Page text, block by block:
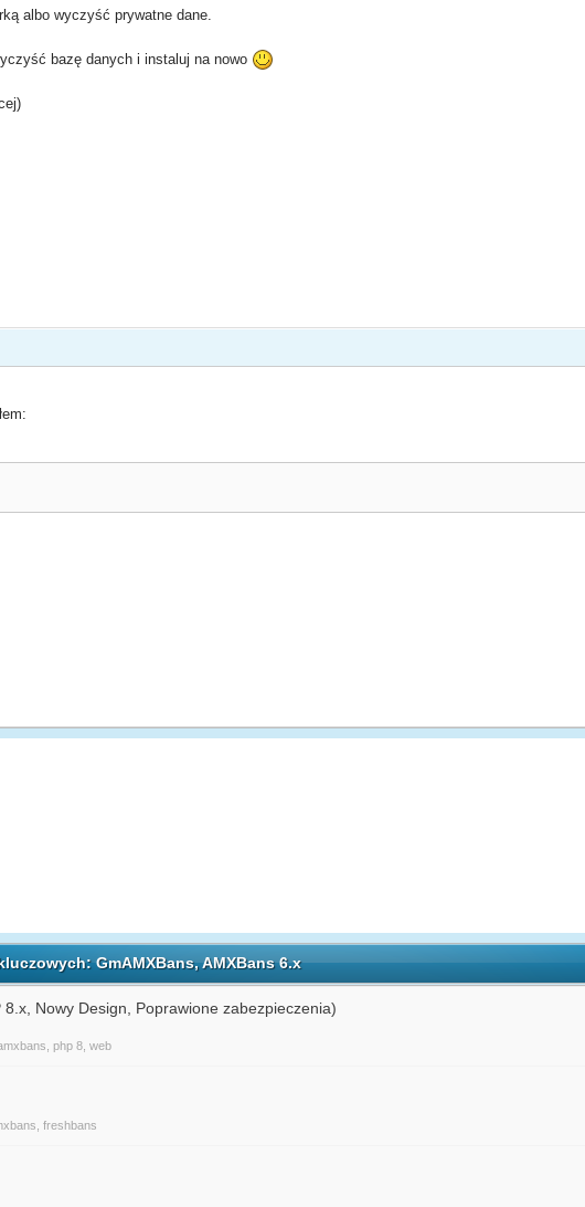
albo wyczyść prywatne dane.
bazę danych i instaluj na nowo
GmAMXBans, AMXBans 6.x
Nowy Design, Poprawione zabezpieczenia)
,php 8 ,web
,freshbans